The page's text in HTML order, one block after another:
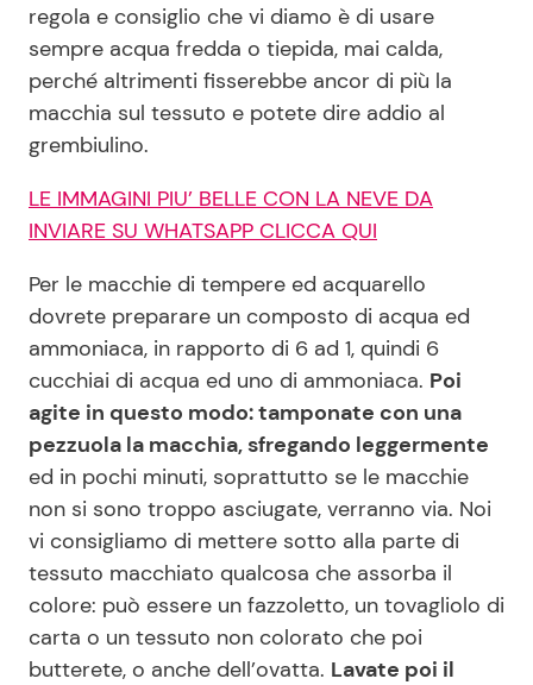
regola e consiglio che vi diamo è di usare
sempre acqua fredda o tiepida, mai calda,
perché altrimenti fisserebbe ancor di più la
macchia sul tessuto e potete dire addio al
grembiulino.
LE IMMAGINI PIU’ BELLE CON LA NEVE DA
INVIARE SU WHATSAPP CLICCA QUI
Per le macchie di tempere ed acquarello
dovrete preparare un composto di acqua ed
ammoniaca, in rapporto di 6 ad 1, quindi 6
cucchiai di acqua ed uno di ammoniaca. Poi
agite in questo modo: tamponate con una
pezzuola la macchia, sfregando leggermente
ed in pochi minuti, soprattutto se le macchie
non si sono troppo asciugate, verranno via. Noi
vi consigliamo di mettere sotto alla parte di
tessuto macchiato qualcosa che assorba il
colore: può essere un fazzoletto, un tovagliolo di
carta o un tessuto non colorato che poi
butterete, o anche dell’ovatta. Lavate poi il